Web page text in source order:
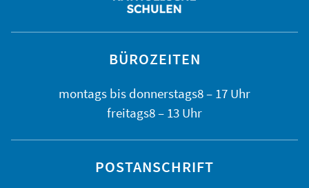
BÜROZEITEN
montags bis donnerstags8 – 17 Uhr
freitags8 – 13 Uhr
POSTANSCHRIFT